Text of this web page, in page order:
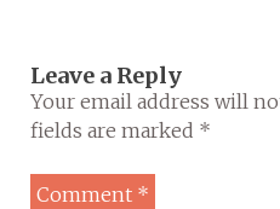
Leave a Reply
Your email address will
fields are marked *
Comment *